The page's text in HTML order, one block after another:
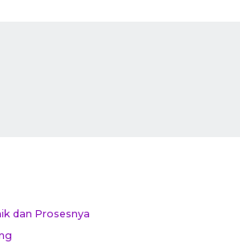
dan Prosesnya